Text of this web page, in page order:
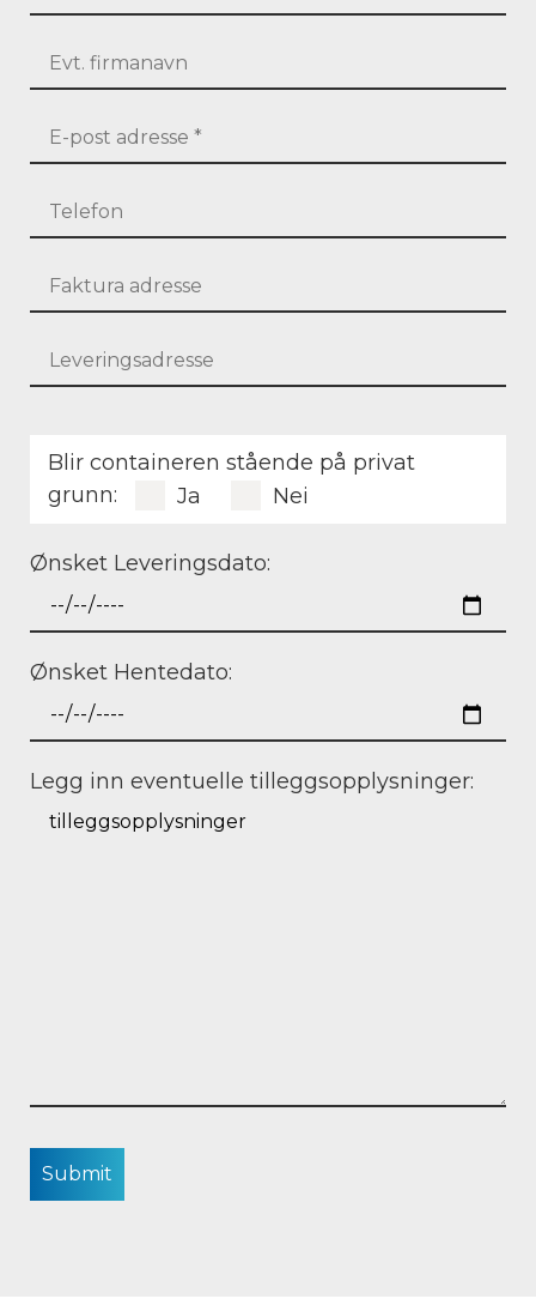
Blir containeren stående på privat
grunn:
Ja Nei
Ønsket Leveringsdato:
Ønsket Hentedato:
Legg inn eventuelle tilleggsopplysninger: